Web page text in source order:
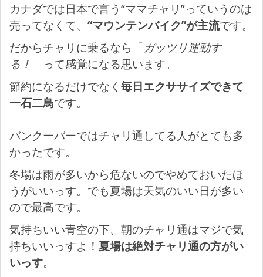
カナダでは日本で言う“ママチャリ”っていうのは
売ってなくて、 “マウンテンバイク”が主流です。
だからチャリに乗るなら「ガッツリ運動す
る！ 」って感覚になる思います。
節約になるだけでなく 毎日エクササイズできて
一石二鳥です。
バンクーバーではチャリ通してる人がとても多
かったです。
冬場は雨が多いから危ないのでやめておいたほ
うがいいっす。でも夏場は天気のいい日が多い
ので最高です。
気持ちいい青空の下、朝のチャリ通はマジで気
持ちいいっすよ！ 夏場は絶対チャリ通の方がい
いっす。